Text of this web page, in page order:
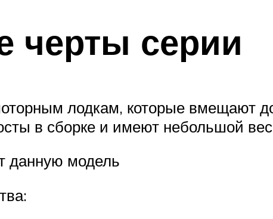
черты серии
лодкам, которые вмещают
в сборке и имеют небольшой
данную модель